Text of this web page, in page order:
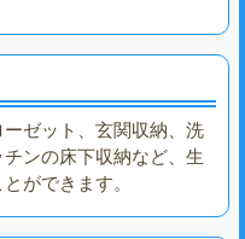
ゼット、玄関収納、洗
ンの床下収納など、生
ができます。